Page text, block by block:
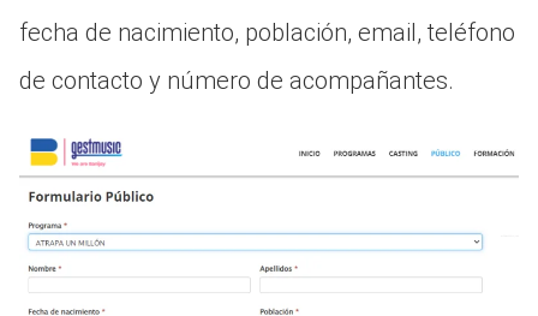
fecha de nacimiento, población, email, teléfono
de contacto y número de acompañantes.